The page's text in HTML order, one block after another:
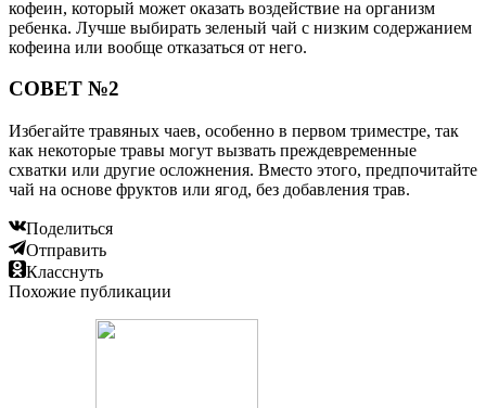
кофеин, который может оказать воздействие на организм
ребенка. Лучше выбирать зеленый чай с низким содержанием
кофеина или вообще отказаться от него.
СОВЕТ №2
Избегайте травяных чаев, особенно в первом триместре, так
как некоторые травы могут вызвать преждевременные
схватки или другие осложнения. Вместо этого, предпочитайте
чай на основе фруктов или ягод, без добавления трав.
Поделиться
Отправить
Класснуть
Похожие публикации